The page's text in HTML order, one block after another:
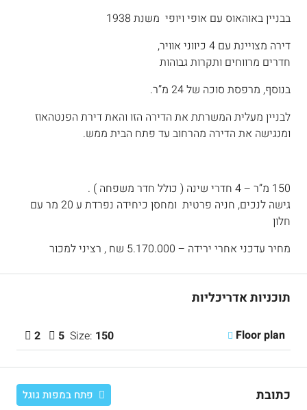
בבניין באוהאוס עם אופי ויופי משנת 1938
דירה מצויינת עם 4 כיווני אוויר,
חדרים מרווחים ותקרות גבוהות
בנוסף, מרפסת סוכה של 24 מ”ר.
לבניין מעלית המשרתת את הדירה הזו והאת דירת הפנטהאוז
ומנגישה את הדירה מהרחוב עד פתח הבית ממש.
150 מ”ר – 4 חדרי שינה ( כולל חדר משפחה ) .
גישה לנכים, חניה פרטית ומחסן כיחידה נפרדת ע 20 מר עם
חלון
מחיר עדכני אחרי ירידה – 5.170.000 שח , רציני למכור
תוכניות אדריכליות
Floor plan
Size:150
5
2
כתובת פתח במפות גוגל